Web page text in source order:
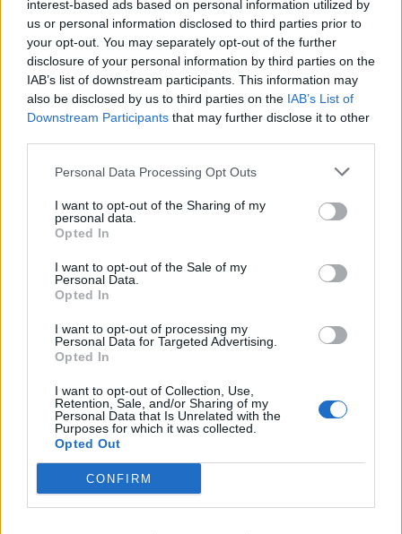
interest-based ads based on personal information utilized by
us or personal information disclosed to third parties prior to
your opt-out. You may separately opt-out of the further
disclosure of your personal information by third parties on the
IAB’s list of downstream participants. This information may
also be disclosed by us to third parties on the IAB’s List of
Downstream Participants that may further disclose it to other
Personal Data Processing Opt Outs
I want to opt-out of the Sharing of my
personal data.
Opted In
I want to opt-out of the Sale of my
Personal Data.
Opted In
I want to opt-out of processing my
Personal Data for Targeted Advertising.
Opted In
I want to opt-out of Collection, Use,
Retention, Sale, and/or Sharing of my
Personal Data that Is Unrelated with the
Purposes for which it was collected.
Opted Out
CONFIRM
Det blir stopp för alltför många ölevents på bryggerier i New
Foto:
några av de tuffare regler som nu väntar
bryggerier i delstaten New Jersey.